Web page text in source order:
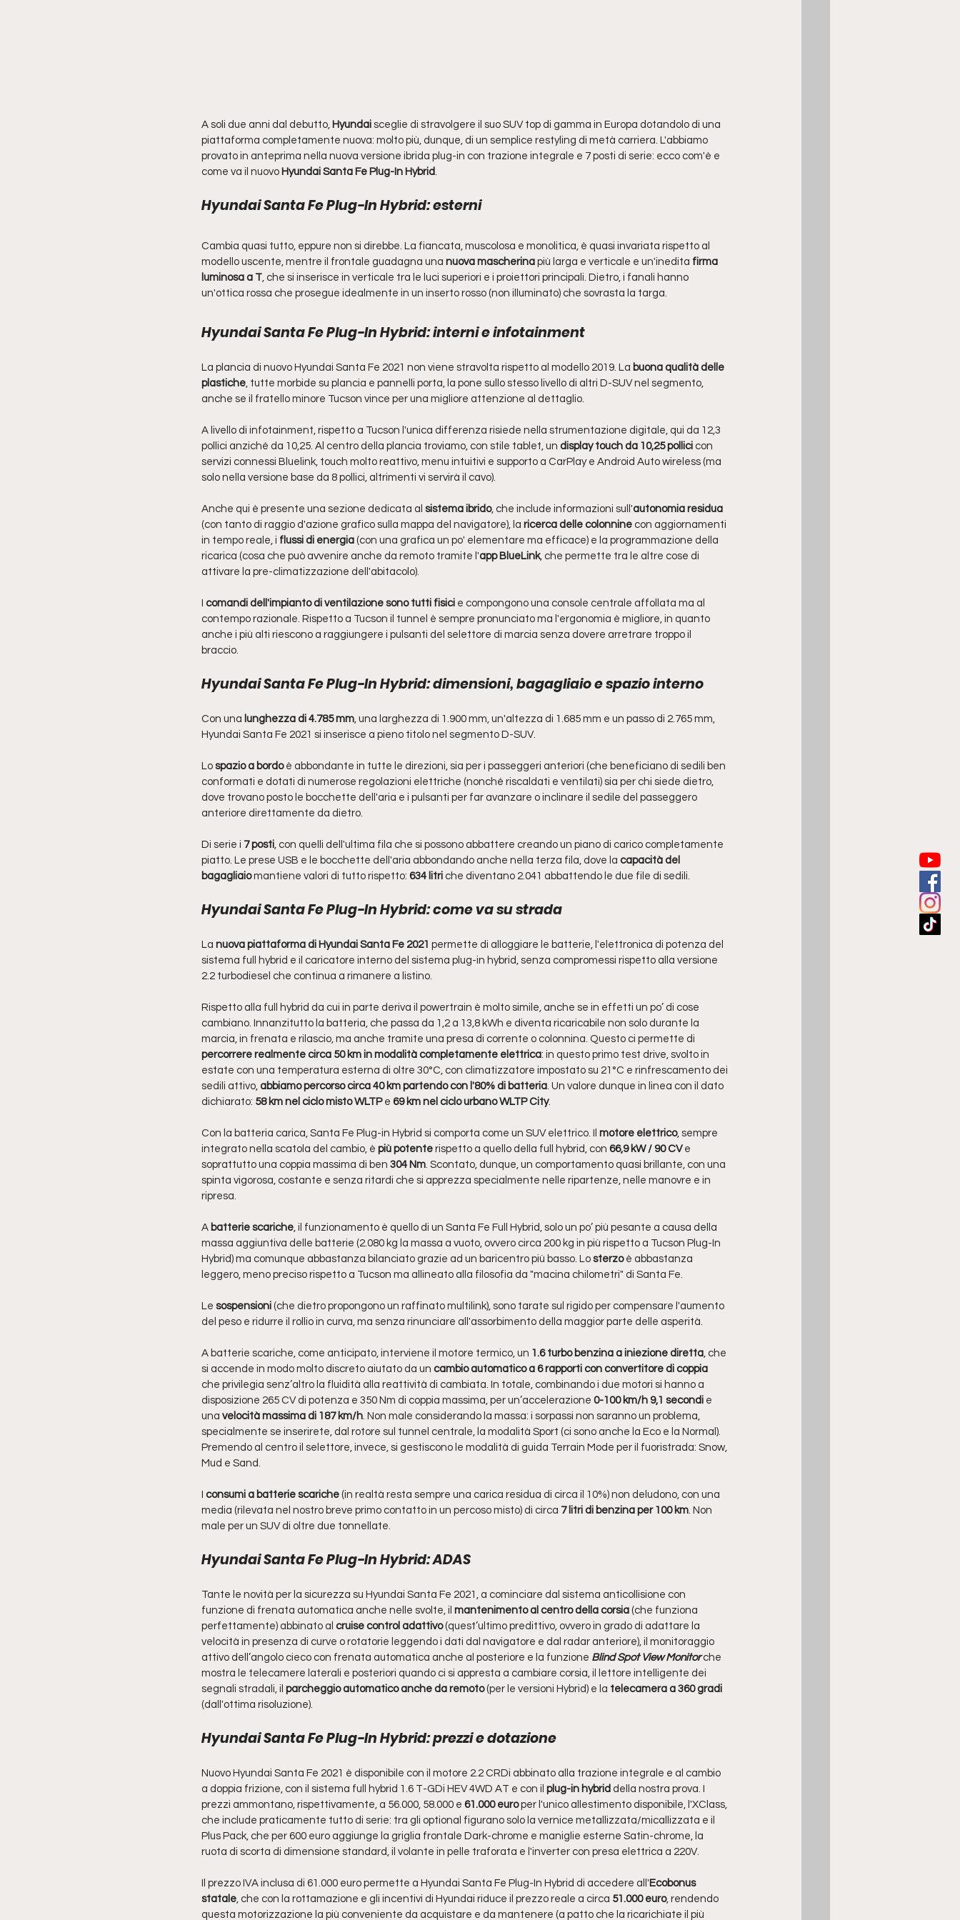
A soli due anni dal debutto, Hyundai sceglie di stravolgere il suo SUV top di gamma in Europa dotandolo di una
piattaforma completamente nuova: molto più, dunque, di un semplice restyling di metà carriera. L'abbiamo
provato in anteprima nella nuova versione ibrida plug-in con trazione integrale e 7 posti di serie: ecco com'è e
come va il nuovo Hyundai Santa Fe Plug-In Hybrid.
Hyundai Santa Fe Plug-In Hybrid: esterni
Cambia quasi tutto, eppure non si direbbe. La fiancata, muscolosa e monolitica, è quasi invariata rispetto al
modello uscente, mentre il frontale guadagna una nuova mascherina più larga e verticale e un'inedita firma
luminosa a T, che si inserisce in verticale tra le luci superiori e i proiettori principali. Dietro, i fanali hanno
un'ottica rossa che prosegue idealmente in un inserto rosso (non illuminato) che sovrasta la targa.
Hyundai Santa Fe Plug-In Hybrid: interni e infotainment
La plancia di nuovo Hyundai Santa Fe 2021 non viene stravolta rispetto al modello 2019. La buona qualità delle
plastiche, tutte morbide su plancia e pannelli porta, la pone sullo stesso livello di altri D-SUV nel segmento,
anche se il fratello minore Tucson vince per una migliore attenzione al dettaglio.
A livello di infotainment, rispetto a Tucson l'unica differenza risiede nella strumentazione digitale, qui da 12,3
pollici anziché da 10,25. Al centro della plancia troviamo, con stile tablet, un display touch da 10,25 pollici con
servizi connessi Bluelink, touch molto reattivo, menu intuitivi e supporto a CarPlay e Android Auto wireless (ma
solo nella versione base da 8 pollici, altrimenti vi servirà il cavo).
Anche qui è presente una sezione dedicata al sistema ibrido, che include informazioni sull'autonomia residua
(con tanto di raggio d'azione grafico sulla mappa del navigatore), la ricerca delle colonnine con aggiornamenti
in tempo reale, i flussi di energia (con una grafica un po' elementare ma efficace) e la programmazione della
ricarica (cosa che può avvenire anche da remoto tramite l'app BlueLink, che permette tra le altre cose di
attivare la pre-climatizzazione dell'abitacolo).
comandi dell'impianto di ventilazione sono tutti fisici e compongono una console centrale affollata ma al
contempo razionale. Rispetto a Tucson il tunnel è sempre pronunciato ma l'ergonomia è migliore, in quanto
anche i più alti riescono a raggiungere i pulsanti del selettore di marcia senza dovere arretrare troppo il
braccio.
Hyundai Santa Fe Plug-In Hybrid: dimensioni, bagagliaio e spazio interno
Con una lunghezza di 4.785 mm, una larghezza di 1.900 mm, un'altezza di 1.685 mm e un passo di 2.765 mm,
Hyundai Santa Fe 2021 si inserisce a pieno titolo nel segmento D-SUV.
Lo spazio a bordo è abbondante in tutte le direzioni, sia per i passeggeri anteriori (che beneficiano di sedili ben
conformati e dotati di numerose regolazioni elettriche (nonché riscaldati e ventilati) sia per chi siede dietro,
dove trovano posto le bocchette dell'aria e i pulsanti per far avanzare o inclinare il sedile del passeggero
anteriore direttamente da dietro.
Di serie i 7 posti, con quelli dell'ultima fila che si possono abbattere creando un piano di carico completamente
piatto. Le prese USB e le bocchette dell'aria abbondando anche nella terza fila, dove la capacità del
bagagliaio mantiene valori di tutto rispetto: 634 litri che diventano 2.041 abbattendo le due file di sedili.
Hyundai Santa Fe Plug-In Hybrid: come va su strada
La nuova piattaforma di Hyundai Santa Fe 2021 permette di alloggiare le batterie, l'elettronica di potenza del
sistema full hybrid e il caricatore interno del sistema plug-in hybrid, senza compromessi rispetto alla versione
2.2 turbodiesel che continua a rimanere a listino.
Rispetto alla full hybrid da cui in parte deriva il powertrain è molto simile, anche se in effetti un po’ di cose
cambiano. Innanzitutto la batteria, che passa da 1,2 a 13,8 kWh e diventa ricaricabile non solo durante la
marcia, in frenata e rilascio, ma anche tramite una presa di corrente o colonnina. Questo ci permette di
percorrere realmente circa 50 km in modalità completamente elettrica: in questo primo test drive, svolto in
estate con una temperatura esterna di oltre 30°C, con climatizzatore impostato su 21°C e rinfrescamento dei
sedili attivo, abbiamo percorso circa 40 km partendo con l'80% di batteria. Un valore dunque in linea con il dato
dichiarato: 58 km nel ciclo misto WLTP e 69 km nel ciclo urbano WLTP City.
Con la batteria carica, Santa Fe Plug-in Hybrid si comporta come un SUV elettrico. Il motore elettrico, sempre
integrato nella scatola del cambio, è più potente rispetto a quello della full hybrid, con 66,9 kW / 90 CV e
soprattutto una coppia massima di ben 304 Nm. Scontato, dunque, un comportamento quasi brillante, con una
spinta vigorosa, costante e senza ritardi che si apprezza specialmente nelle ripartenze, nelle manovre e in
ripresa.
A batterie scariche, il funzionamento è quello di un Santa Fe Full Hybrid, solo un po’ più pesante a causa della
massa aggiuntiva delle batterie (2.080 kg la massa a vuoto, ovvero circa 200 kg in più rispetto a Tucson Plug-In
Hybrid) ma comunque abbastanza bilanciato grazie ad un baricentro più basso. Lo sterzo è abbastanza
leggero, meno preciso rispetto a Tucson ma allineato alla filosofia da "macina chilometri" di Santa Fe.
Le sospensioni (che dietro propongono un raffinato multilink), sono tarate sul rigido per compensare l'aumento
del peso e ridurre il rollio in curva, ma senza rinunciare all'assorbimento della maggior parte delle asperità.
A batterie scariche, come anticipato, interviene il motore termico, un 1.6 turbo benzina a iniezione diretta, che
si accende in modo molto discreto aiutato da un cambio automatico a 6 rapporti con convertitore di coppia
che privilegia senz’altro la fluidità alla reattività di cambiata. In totale, combinando i due motori si hanno a
disposizione 265 CV di potenza e 350 Nm di coppia massima, per un’accelerazione 0-100 km/h 9,1 secondi e
una velocità massima di 187 km/h. Non male considerando la massa: i sorpassi non saranno un problema,
specialmente se inserirete, dal rotore sul tunnel centrale, la modalità Sport (ci sono anche la Eco e la Normal).
Premendo al centro il selettore, invece, si gestiscono le modalità di guida Terrain Mode per il fuoristrada: Snow,
Mud e Sand.
consumi a batterie scariche (in realtà resta sempre una carica residua di circa il 10%) non deludono, con una
media (rilevata nel nostro breve primo contatto in un percoso misto) di circa 7 litri di benzina per 100 km. Non
male per un SUV di oltre due tonnellate.
Hyundai Santa Fe Plug-In Hybrid: ADAS
Tante le novità per la sicurezza su Hyundai Santa Fe 2021, a cominciare dal sistema anticollisione con
funzione di frenata automatica anche nelle svolte, il mantenimento al centro della corsia (che funziona
perfettamente) abbinato al cruise control adattivo (quest’ultimo predittivo, ovvero in grado di adattare la
velocità in presenza di curve o rotatorie leggendo i dati dal navigatore e dal radar anteriore), il monitoraggio
attivo dell’angolo cieco con frenata automatica anche al posteriore e la funzione Blind Spot View Monitor che
mostra le telecamere laterali e posteriori quando ci si appresta a cambiare corsia, il lettore intelligente dei
segnali stradali, il parcheggio automatico anche da remoto (per le versioni Hybrid) e la telecamera a 360 gradi
(dall'ottima risoluzione).
Hyundai Santa Fe Plug-In Hybrid: prezzi e dotazione
Nuovo Hyundai Santa Fe 2021 è disponibile con il motore 2.2 CRDi abbinato alla trazione integrale e al cambio
a doppia frizione, con il sistema full hybrid 1.6 T-GDi HEV 4WD AT e con il plug-in hybrid della nostra prova. I
prezzi ammontano, rispettivamente, a 56.000, 58.000 e 61.000 euro per l'unico allestimento disponibile, l'XClass,
che include praticamente tutto di serie: tra gli optional figurano solo la vernice metallizzata/micallizzata e il
Plus Pack, che per 600 euro aggiunge la griglia frontale Dark-chrome e maniglie esterne Satin-chrome, la
ruota di scorta di dimensione standard, il volante in pelle traforata e l'inverter con presa elettrica a 220V.
Il prezzo IVA inclusa di 61.000 euro permette a Hyundai Santa Fe Plug-In Hybrid di accedere all' Ecobonus
statale, che con la rottamazione e gli incentivi di Hyundai riduce il prezzo reale a circa 51.000 euro, rendendo
questa motorizzazione la più conveniente da acquistare e da mantenere (a patto che la ricarichiate il più